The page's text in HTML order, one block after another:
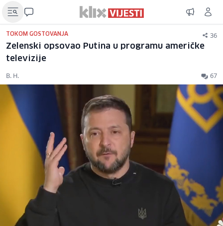
TOKOM GOSTOVANJA 36
Zelenski opsovao Putina u programu američke
televizije
B. H. 67